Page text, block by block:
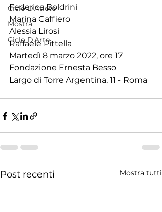
Ciclo D'Atlete
Mostra
Ciclo D'Arte
Federica Boldrini
Marina Caffiero
Alessia Lirosi
Raffaele Pittella
Martedì 8 marzo 2022, ore 17
Fondazione Ernesta Besso
Largo di Torre Argentina, 11 - Roma
Post recenti Mostra tutti